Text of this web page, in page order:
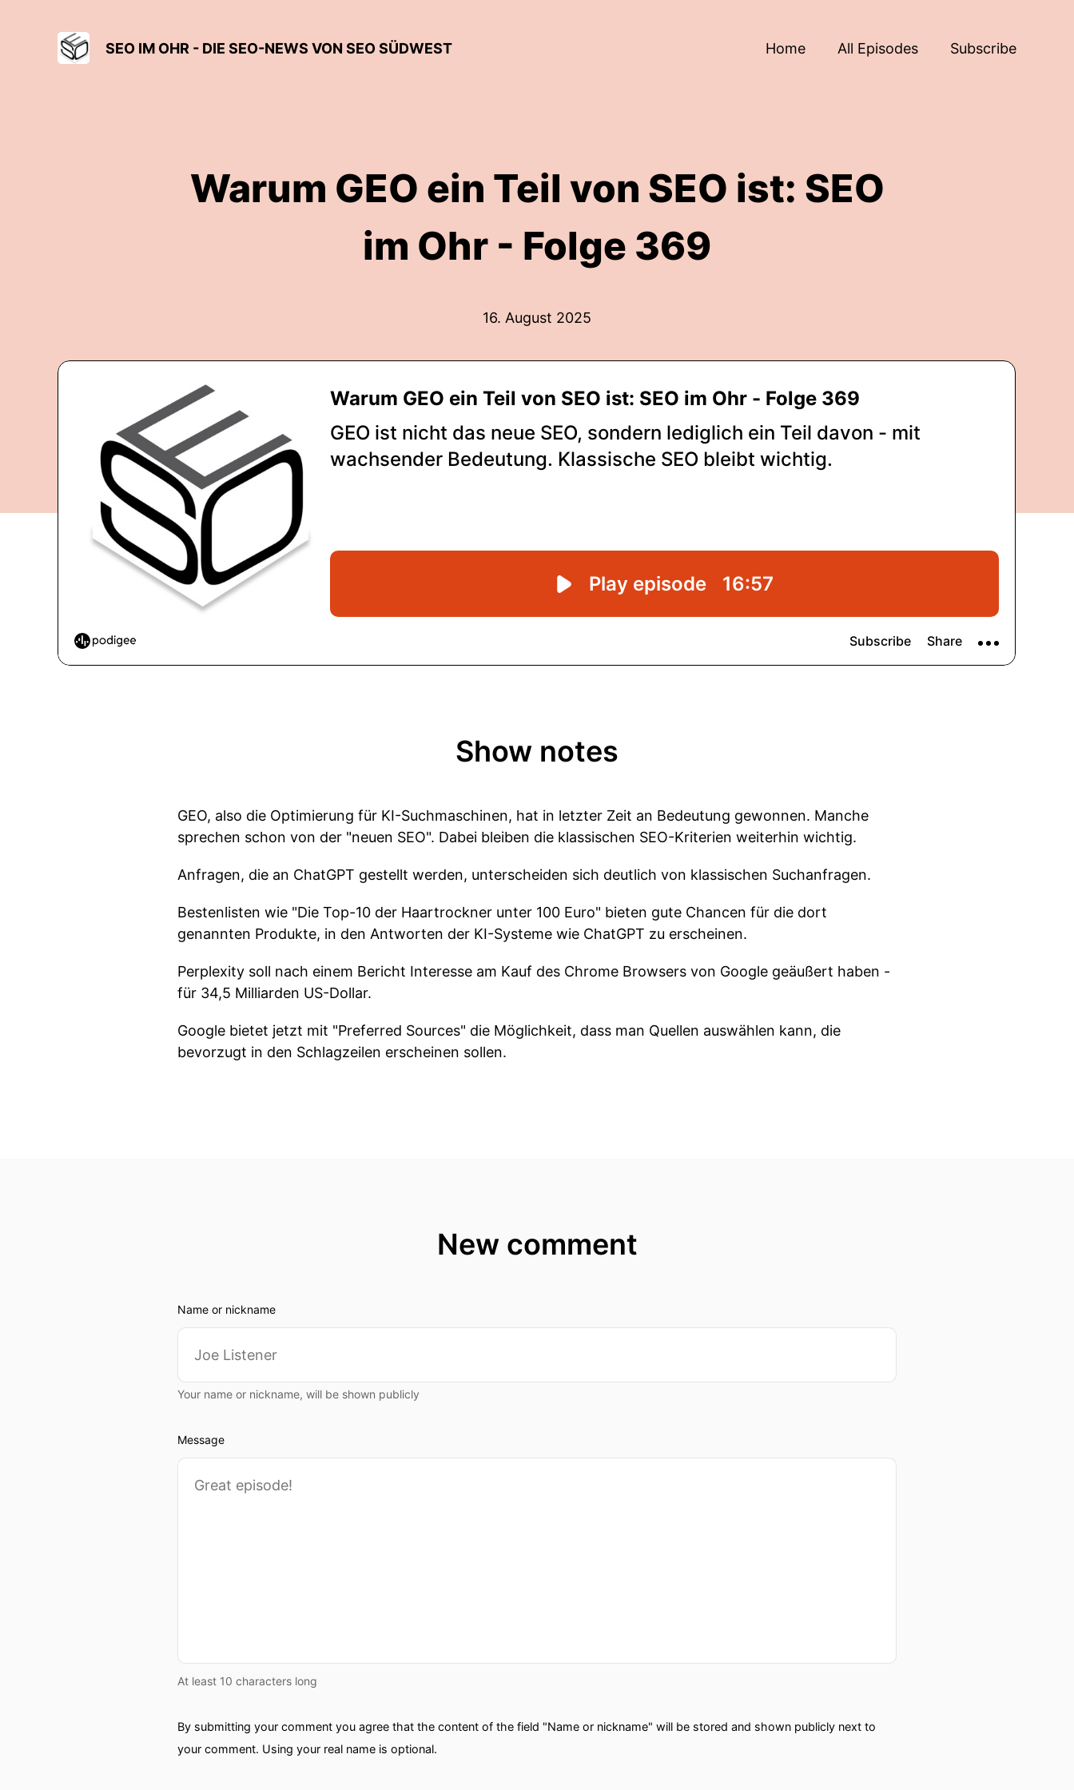
SEO IM OHR - DIE SEO-NEWS VON SEO SÜDWEST Home All Episodes Subscribe
Warum GEO ein Teil von SEO ist: SEO
im Ohr - Folge 369
16. August 2025
Show notes
GEO, also die Optimierung für KI-Suchmaschinen, hat in letzter Zeit an Bedeutung gewonnen. Manche
sprechen schon von der "neuen SEO". Dabei bleiben die klassischen SEO-Kriterien weiterhin wichtig.
Anfragen, die an ChatGPT gestellt werden, unterscheiden sich deutlich von klassischen Suchanfragen.
Bestenlisten wie "Die Top-10 der Haartrockner unter 100 Euro" bieten gute Chancen für die dort
genannten Produkte, in den Antworten der KI-Systeme wie ChatGPT zu erscheinen.
Perplexity soll nach einem Bericht Interesse am Kauf des Chrome Browsers von Google geäußert haben -
für 34,5 Milliarden US-Dollar.
Google bietet jetzt mit "Preferred Sources" die Möglichkeit, dass man Quellen auswählen kann, die
bevorzugt in den Schlagzeilen erscheinen sollen.
New comment
Name or nickname
Your name or nickname, will be shown publicly
Message
At least 10 characters long
By submitting your comment you agree that the content of the field "Name or nickname" will be stored and shown publicly next to
your comment. Using your real name is optional.